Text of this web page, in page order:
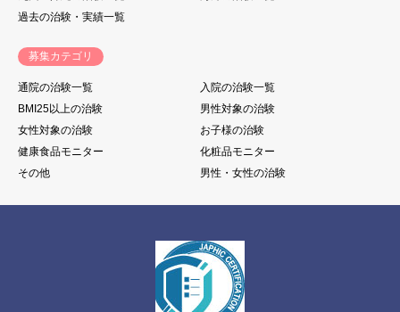
過去の治験・実績一覧
募集カテゴリ
通院の治験一覧
入院の治験一覧
BMI25以上の治験
男性対象の治験
女性対象の治験
お子様の治験
健康食品モニター
化粧品モニター
その他
男性・女性の治験